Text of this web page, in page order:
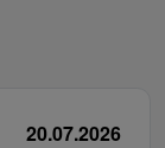
20.07.2026